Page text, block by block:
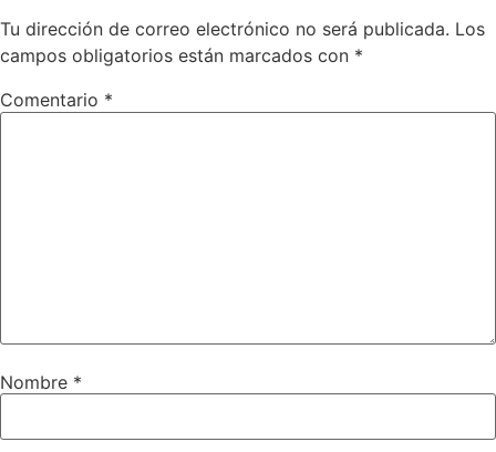
Tu dirección de correo electrónico no será publicada. Los
campos obligatorios están marcados con *
Comentario *
Nombre *